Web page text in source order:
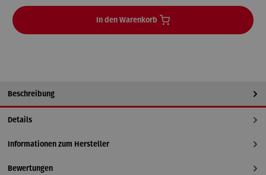
In den Warenkorb
Beschreibung
Details
Informationen zum Hersteller
Bewertungen